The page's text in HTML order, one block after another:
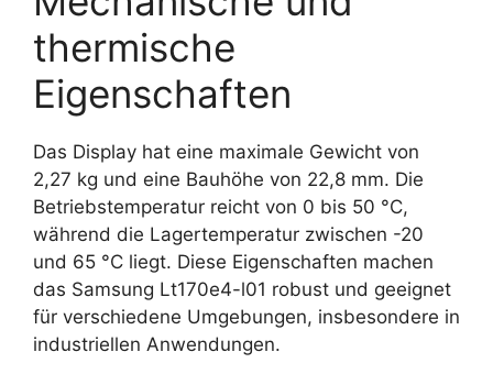
thermische
Eigenschaften
Das Display hat eine maximale Gewicht von
2,27 kg und eine Bauhöhe von 22,8 mm. Die
Betriebstemperatur reicht von 0 bis 50 °C,
während die Lagertemperatur zwischen -20
und 65 °C liegt. Diese Eigenschaften machen
das Samsung Lt170e4-l01 robust und geeignet
für verschiedene Umgebungen, insbesondere in
industriellen Anwendungen.